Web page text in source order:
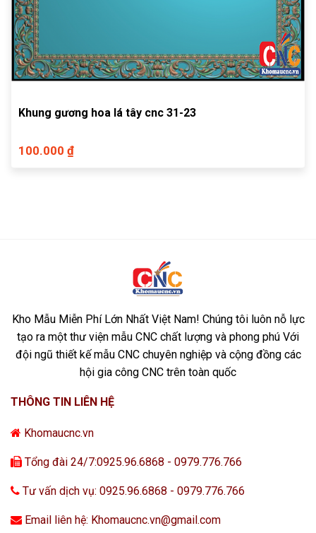
Khung gương hoa lá tây cnc 31-23
100.000 ₫
Kho Mẫu Miễn Phí Lớn Nhất Việt Nam! Chúng tôi luôn nỗ lực
tạo ra một thư viện mẫu CNC chất lượng và phong phú Với
đội ngũ thiết kế mẫu CNC chuyên nghiệp và cộng đồng các
hội gia công CNC trên toàn quốc
THÔNG TIN LIÊN HỆ
Khomaucnc.vn
Tổng đài 24/7:0925.96.6868 - 0979.776.766
Tư vấn dịch vụ: 0925.96.6868 - 0979.776.766
Email liên hệ: Khomaucnc.vn@gmail.com